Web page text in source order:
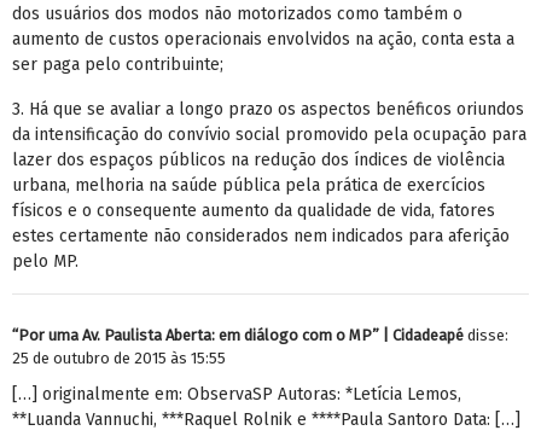
dos usuários dos modos não motorizados como também o
aumento de custos operacionais envolvidos na ação, conta esta a
ser paga pelo contribuinte;
3. Há que se avaliar a longo prazo os aspectos benéficos oriundos
da intensificação do convívio social promovido pela ocupação para
lazer dos espaços públicos na redução dos índices de violência
urbana, melhoria na saúde pública pela prática de exercícios
físicos e o consequente aumento da qualidade de vida, fatores
estes certamente não considerados nem indicados para aferição
pelo MP.
“Por uma Av. Paulista Aberta: em diálogo com o MP” | Cidadeapé disse:
25 de outubro de 2015 às 15:55
[…] originalmente em: ObservaSP Autoras: *Letícia Lemos,
**Luanda Vannuchi, ***Raquel Rolnik e ****Paula Santoro Data: […]